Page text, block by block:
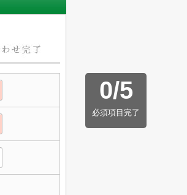
0/5
必須項目完了